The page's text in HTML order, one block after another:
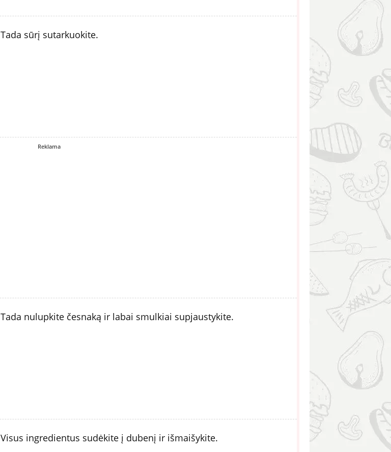
Tada sūrį sutarkuokite.
Reklama
Tada nulupkite česnaką ir labai smulkiai supjaustykite.
Visus ingredientus sudėkite į dubenį ir išmaišykite.